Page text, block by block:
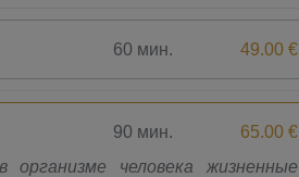
60 мин. 49.00 €
90 мин.
65.00 €
человека жизненные